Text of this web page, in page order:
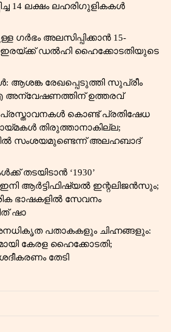
14 ലക്ഷം ലഹരിഗുളികകൾ
ഗർഭം അലസിപ്പിക്കാൻ 15-
ഇരയ്ക്ക് ഡൽഹി ഹൈക്കോടതിയുടെ
ആശങ്ക രേഖപ്പെടുത്തി സുപ്രീം
അന്വേഷണത്തിന് ഉത്തരവ്
പ്രസ്താവനകൾ കൊണ്ട് പ്രതിഷേധ
തിരുത്താനാകില്ല;
സംശയമുണ്ടെന്ന് അലഹബാദ്
തടയിടാൻ ‘1930’
ആർട്ടിഫിഷ്യൽ ഇന്റലിജൻസും;
ഭാഷകളിൽ സേവനം
ഷാ
പതാകകളും ചിഹ്നങ്ങളും:
കേരള ഹൈക്കോടതി;
തേടി